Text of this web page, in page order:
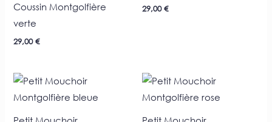
Coussin Montgolfière
verte
29,00€
29,00€